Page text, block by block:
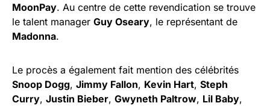
MoonPay. Au centre de cette revendication se trouve
le talent manager Guy Oseary, le représentant de
Madonna.
Le procès a également fait mention des célébrités
Snoop Dogg, Jimmy Fallon, Kevin Hart, Steph
Curry, Justin Bieber, Gwyneth Paltrow, Lil Baby,